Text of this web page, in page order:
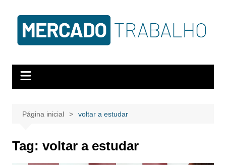
Página inicial voltar a estudar
Tag: voltar a estudar